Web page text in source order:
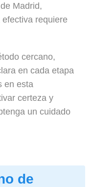
Madrid,
requiere
cercano,
en cada etapa
en esta
certeza y
un cuidado
de